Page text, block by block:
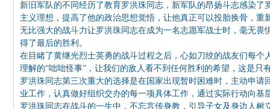
新旧军队的不同经历了教育罗洪珠同志，新军队的昂扬斗志感染
主义理想，提高了他的政治思想觉悟，让他真正可以投胎换骨，
无比强大的战斗力让罗洪珠同志在成为一名志愿军战士时，毫无
得了最后的胜利。
在目睹了黄继光烈士英勇的战斗过程之后，心如刀绞的战友们每
理解的“咄咄怪事”，让我们的敌人看不到任何胜利的希望，这是只
罗洪珠同志第三次重大的选择是在国家出现暂时困难时，主动申
业工作，认真做好组织交办的每一项具体工作，通过实际行动向
罗洪珠同志在战斗的一生中，不忘言传身教，引导子女及身边人